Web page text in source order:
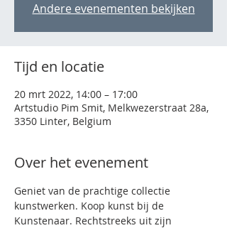
Andere evenementen bekijken
Tijd en locatie
20 mrt 2022, 14:00 – 17:00
Artstudio Pim Smit, Melkwezerstraat 28a,
3350 Linter, Belgium
Over het evenement
Geniet van de prachtige collectie
kunstwerken. Koop kunst bij de
Kunstenaar. Rechtstreeks uit zijn